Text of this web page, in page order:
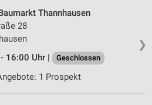
❯
Thannhausen
28
16:00 Uhr |
Geschlossen
1 Prospekt